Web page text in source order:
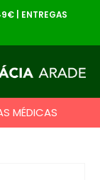
| ENTREGAS
MÉDICAS